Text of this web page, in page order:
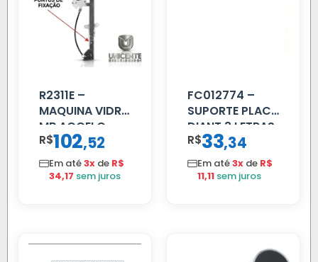
R2311E –
MAQUINA VIDRO
MB ACCELO
2002 ATE 2011
S/MOTOR LE
R$102,52
Em até3x de R$
34,17 sem juros
FC012774 –
SUPORTE PLACA
DIANT 3 LETRAS
REFORCADO
R$33,34
Em até3x de R$
11,11 sem juros